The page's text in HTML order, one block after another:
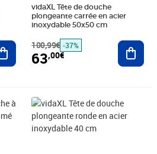
Ajouter au panier
vidaXL Tête de douche
plongeante carrée en acier
inoxydable 50x50 cm
100,99€ -37%
63,00€
Prix barré 56,99€
Prix 51,89€